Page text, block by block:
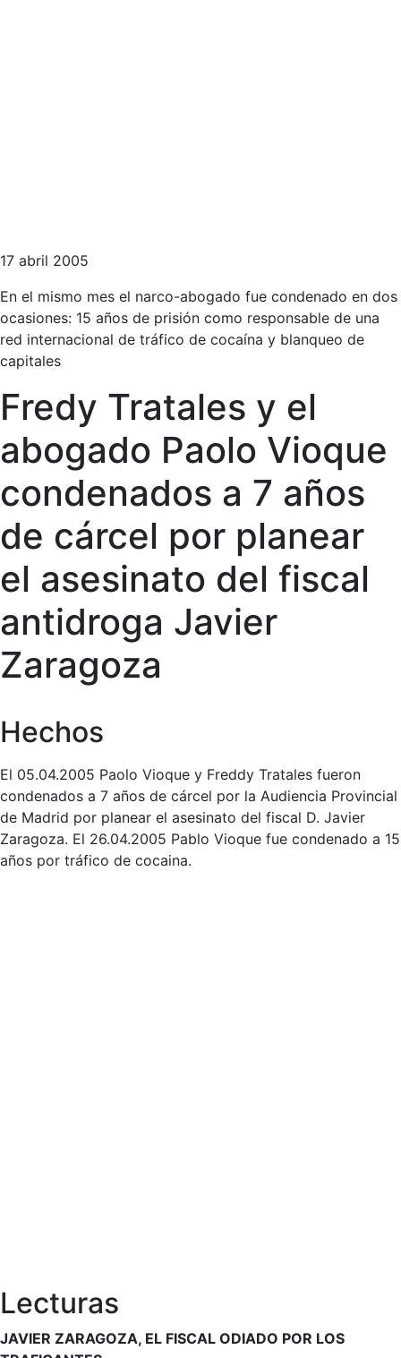
17 abril 2005
En el mismo mes el narco-abogado fue condenado en dos
ocasiones: 15 años de prisión como responsable de una
red internacional de tráfico de cocaína y blanqueo de
capitales
Fredy Tratales y el
abogado Paolo Vioque
condenados a 7 años
de cárcel por planear
el asesinato del fiscal
antidroga Javier
Zaragoza
Hechos
El 05.04.2005 Paolo Vioque y Freddy Tratales fueron
condenados a 7 años de cárcel por la Audiencia Provincial
de Madrid por planear el asesinato del fiscal D. Javier
Zaragoza. El 26.04.2005 Pablo Vioque fue condenado a 15
años por tráfico de cocaina.
Lecturas
JAVIER ZARAGOZA, EL FISCAL ODIADO POR LOS